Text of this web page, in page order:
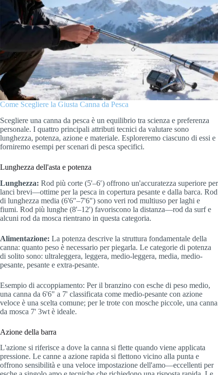
Come Scegliere la Giusta Canna da Pesca
Scegliere una canna da pesca è un equilibrio tra scienza e preferenza
personale. I quattro principali attributi tecnici da valutare sono
lunghezza, potenza, azione e materiale. Esploreremo ciascuno di essi e
forniremo esempi per scenari di pesca specifici.
Lunghezza dell'asta e potenza
Lunghezza: Rod più corte (5'–6′) offrono un'accuratezza superiore per
lanci brevi—ottime per la pesca in copertura pesante e dalla barca. Rod
di lunghezza media (6'6″–7'6″) sono veri rod multiuso per laghi e
fiumi. Rod più lunghe (8'–12') favoriscono la distanza—rod da surf e
alcuni rod da mosca rientrano in questa categoria.
Alimentazione: La potenza descrive la struttura fondamentale della
canna: quanto peso è necessario per piegarla. Le categorie di potenza
di solito sono: ultraleggera, leggera, medio-leggera, media, medio-
pesante, pesante e extra-pesante.
Esempio di accoppiamento: Per il branzino con esche di peso medio,
una canna da 6'6" a 7' classificata come medio-pesante con azione
veloce è una scelta comune; per le trote con mosche piccole, una canna
da mosca 7' 3wt è ideale.
Azione della barra
L'azione si riferisce a dove la canna si flette quando viene applicata
pressione. Le canne a azione rapida si flettono vicino alla punta e
offrono sensibilità e una veloce impostazione dell'amo—eccellenti per